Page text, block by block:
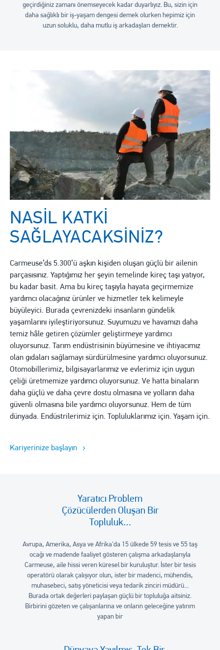
geçirdiğiniz zamanı önemseyecek kadar duyarlıyız. Bu, sizin için
daha sağlıklı bir iş-yaşam dengesi demek olurken hepimiz için
uzun soluklu, daha mutlu iş arkadaşları demektir.
NASIL KATKI
SAĞLAYACAKSINIZ?
Carmeuse’ds 5.300’ü aşkın kişiden oluşan güçlü bir ailenin
parçasısınız. Yaptığımız her şeyin temelinde kireç taşı yatıyor,
bu kadar basit. Ama bu kireç taşıyla hayata geçirmemize
yardımcı olacağınız ürünler ve hizmetler tek kelimeyle
büyüleyici. Burada çevrenizdeki insanların gündelik
yaşamlarını iyileştiriyorsunuz. Suyumuzu ve havamızı daha
temiz hâle getiren çözümler geliştirmeye yardımcı
oluyorsunuz. Tarım endüstrisinin büyümesine ve ihtiyacımız
olan gıdaları sağlamayı sürdürülmesine yardımcı oluyorsunuz.
Otomobillerimiz, bilgisayarlarımız ve evlerimiz için uygun
çeliği üretmemize yardımcı oluyorsunuz. Ve hatta binaların
daha güçlü ve daha çevre dostu olmasına ve yolların daha
güvenli olmasına bile yardımcı oluyorsunuz. Hem de tüm
dünyada. Endüstrilerimiz için. Topluluklarımız için. Yaşam için.
Kariyerinize başlayın
Yaratıcı Problem
Çözücülerden Oluşan Bir
Topluluk…
Avrupa, Amerika, Asya ve Afrika'da 15 ülkede 59 tesis ve 55 taş
ocağı ve madende faaliyet gösteren çalışma arkadaşlarıyla
Carmeuse, aile hissi veren küresel bir kuruluştur. İster bir tesis
operatörü olarak çalışıyor olun, ister bir madenci, mühendis,
muhasebeci, satış yöneticisi veya tedarik zinciri müdürü...
Burada ortak değerleri paylaşan güçlü bir topluluğa aitsiniz.
Birbirini gözeten ve çalışanlarına ve onların geleceğine yatırım
yapan bir